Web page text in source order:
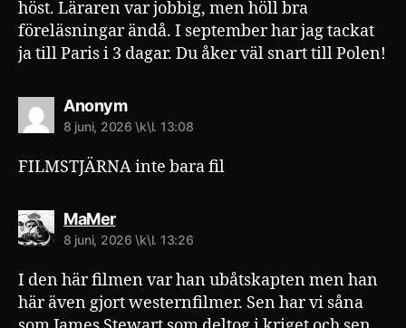
höst. Läraren var jobbig, men höll bra
föreläsningar ändå. I september har jag tackat
ja till Paris i 3 dagar. Du åker väl snart till Polen!
Anonymsäger:
8 juni, 2026 \k\l. 13:08
FILMSTJÄRNA inte bara fil
MaMersäger:
8 juni, 2026 \k\l. 13:26
I den här filmen var han ubåtskapten men han
här även gjort westernfilmer. Sen har vi såna